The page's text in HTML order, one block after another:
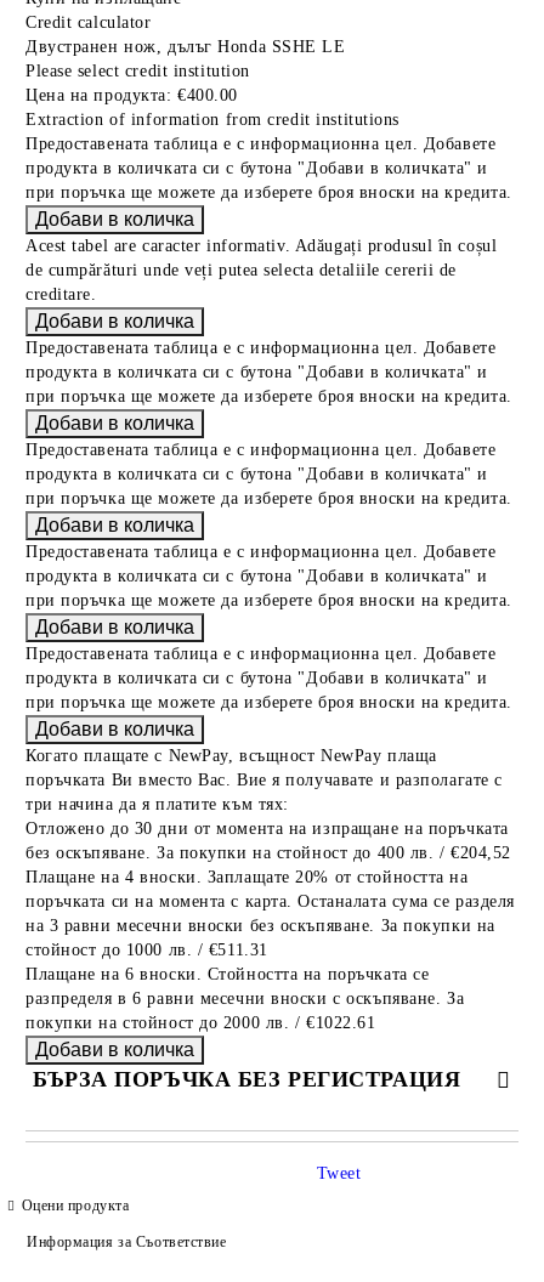
Credit calculator
Двустранен нож, дълъг Honda SSHE LE
Please select credit institution
Цена на продукта: €400.00
Extraction of information from credit institutions
Предоставената таблица е с информационна цел. Добавете
продукта в количката си с бутона "Добави в количката" и
при поръчка ще можете да изберете броя вноски на кредита.
Acest tabel are caracter informativ. Adăugați produsul în coșul
de cumpărături unde veți putea selecta detaliile cererii de
creditare.
Предоставената таблица е с информационна цел. Добавете
продукта в количката си с бутона "Добави в количката" и
при поръчка ще можете да изберете броя вноски на кредита.
Предоставената таблица е с информационна цел. Добавете
продукта в количката си с бутона "Добави в количката" и
при поръчка ще можете да изберете броя вноски на кредита.
Предоставената таблица е с информационна цел. Добавете
продукта в количката си с бутона "Добави в количката" и
при поръчка ще можете да изберете броя вноски на кредита.
Предоставената таблица е с информационна цел. Добавете
продукта в количката си с бутона "Добави в количката" и
при поръчка ще можете да изберете броя вноски на кредита.
Когато плащате с NewPay, всъщност NewPay плаща
поръчката Ви вместо Вас. Вие я получавате и разполагате с
три начина да я платите към тях:
Отложено до 30 дни от момента на изпращане на поръчката
без оскъпяване. За покупки на стойност до 400 лв. / €204,52
Плащане на 4 вноски. Заплащате 20% от стойността на
поръчката си на момента с карта. Останалата сума се разделя
на 3 равни месечни вноски без оскъпяване. За покупки на
стойност до 1000 лв. / €511.31
Плащане на 6 вноски. Стойността на поръчката се
разпределя в 6 равни месечни вноски с оскъпяване. За
покупки на стойност до 2000 лв. / €1022.61
БЪРЗА ПОРЪЧКА БЕЗ РЕГИСТРАЦИЯ
САМО ПОПЪЛНЕТЕ 4 ПОЛЕТА
Оцени продукта
Информация за Съответствие
Tweet